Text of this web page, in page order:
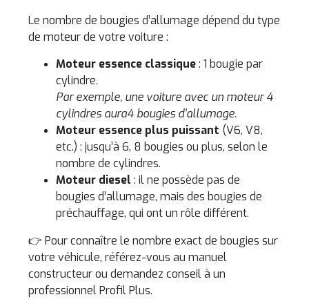
Le nombre de bougies d’allumage dépend du type
de moteur de votre voiture :
Moteur essence classique: 1 bougie par
cylindre.
Par exemple, une voiture avec un moteur 4
cylindres aura4 bougies d’allumage.
Moteur essence plus puissant (V6, V8,
etc.) : jusqu’à 6, 8 bougies ou plus, selon le
nombre de cylindres.
Moteur diesel : il ne possède pas de
bougies d’allumage, mais des bougies de
préchauffage, qui ont un rôle différent.
👉 Pour connaître le nombre exact de bougies sur
votre véhicule, référez-vous au manuel
constructeur ou demandez conseil à un
professionnel Profil Plus.